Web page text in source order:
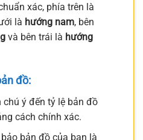
xác, phía trên là
là hướng nam, bên
và bên trái là hướng
đồ:
ý đến tỷ lệ bản đồ
cách chính xác.
bản đồ của bạn là